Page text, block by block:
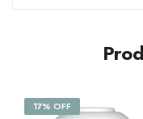
17% OFF